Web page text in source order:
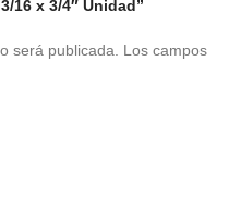
16 x 3/4″ Unidad”
será publicada. Los campos